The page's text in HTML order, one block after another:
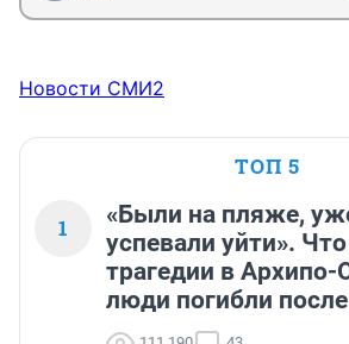
Новости СМИ2
ТОП 5
1
«Были на пляже,
успевали уйти».
трагедии в
люди погибли